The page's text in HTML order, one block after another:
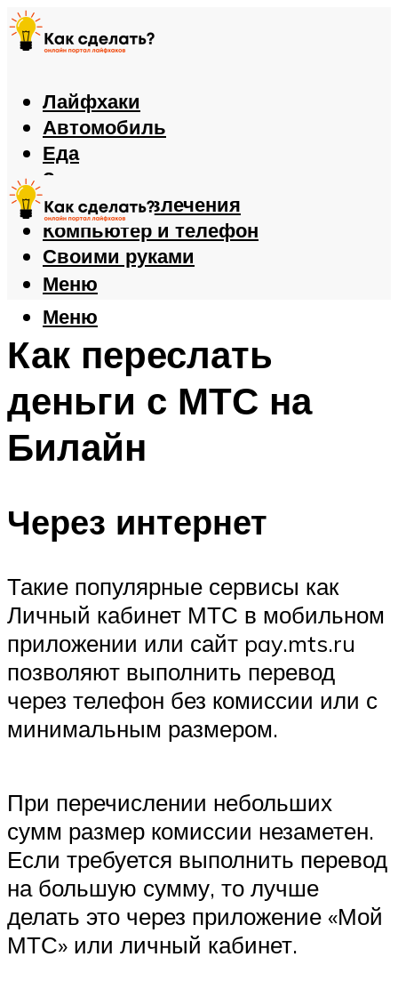
Лайфхаки
Автомобиль
Еда
Здоровье
Игры и развлечения
Компьютер и телефон
Своими руками
Меню
Меню
Как переслать
деньги с МТС на
Билайн
Через интернет
Такие популярные сервисы как
Личный кабинет МТС в мобильном
приложении или сайт pay.mts.ru
позволяют выполнить перевод
через телефон без комиссии или с
минимальным размером.
При перечислении небольших
сумм размер комиссии незаметен.
Если требуется выполнить перевод
на большую сумму, то лучше
делать это через приложение «Мой
МТС» или личный кабинет.